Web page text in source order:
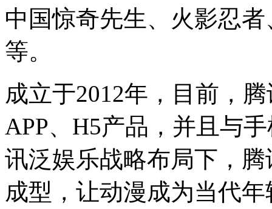
中国惊奇先生、火影忍
等。
成立于2012年，目前，
APP、H5产品，并且与
讯泛娱乐战略布局下，
成型，让动漫成为当代